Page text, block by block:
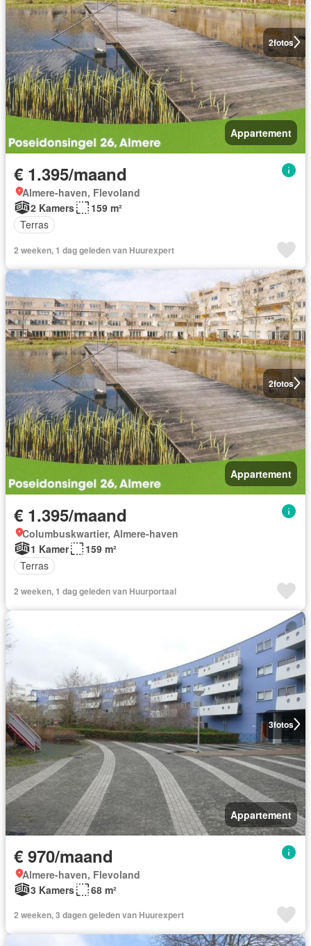
2fotos
Appartement
€ 1.395/maand
Almere-haven, Flevoland
2 Kamers
159 m²
Terras
2 weeken, 1 dag geleden van Huurexpert
2fotos
Appartement
€ 1.395/maand
Columbuskwartier, Almere-haven
1 Kamer
159 m²
Terras
2 weeken, 1 dag geleden van Huurportaal
3fotos
Appartement
€ 970/maand
Almere-haven, Flevoland
3 Kamers
68 m²
2 weeken, 3 dagen geleden van Huurexpert